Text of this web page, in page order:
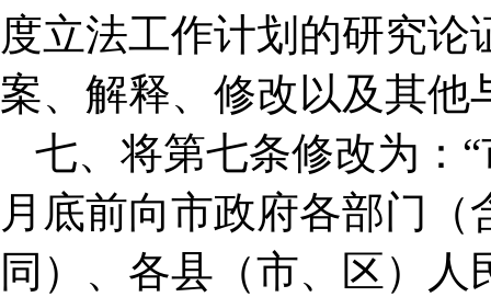
度立法工作计划的研究
案、解释、修改以及其他
七、将第七条修改为：
月底前向市政府各部门
同）、各县（市、区）